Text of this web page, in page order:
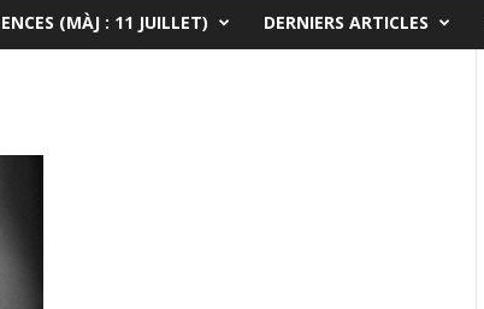
(MÀJ : 11 JUILLET) DERNIERS ARTICLES